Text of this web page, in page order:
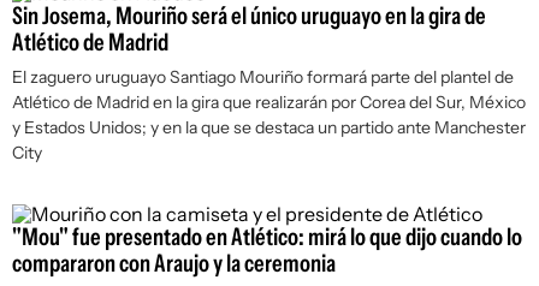
Sin Josema, Mouriño será el único uruguayo en la gira de
Atlético de Madrid
El zaguero uruguayo Santiago Mouriño formará parte del plantel de
Atlético de Madrid en la gira que realizarán por Corea del Sur, México
y Estados Unidos; y en la que se destaca un partido ante Manchester
City
"Mou" fue presentado en Atlético: mirá lo que dijo cuando lo
compararon con Araujo y la ceremonia